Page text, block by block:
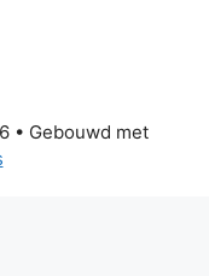
• Gebouwd met